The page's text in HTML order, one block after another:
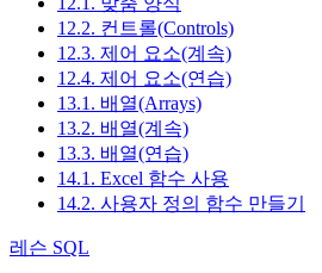
12.2. 컨트롤(Controls)
12.3. 제어 요소(계속)
12.4. 제어 요소(연습)
13.1. 배열(Arrays)
13.2. 배열(계속)
13.3. 배열(연습)
14.1. Excel 함수 사용
14.2. 사용자 정의 함수 만들기
레슨 SQL